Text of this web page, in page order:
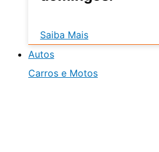
Saiba Mais
Autos
Carros e Motos